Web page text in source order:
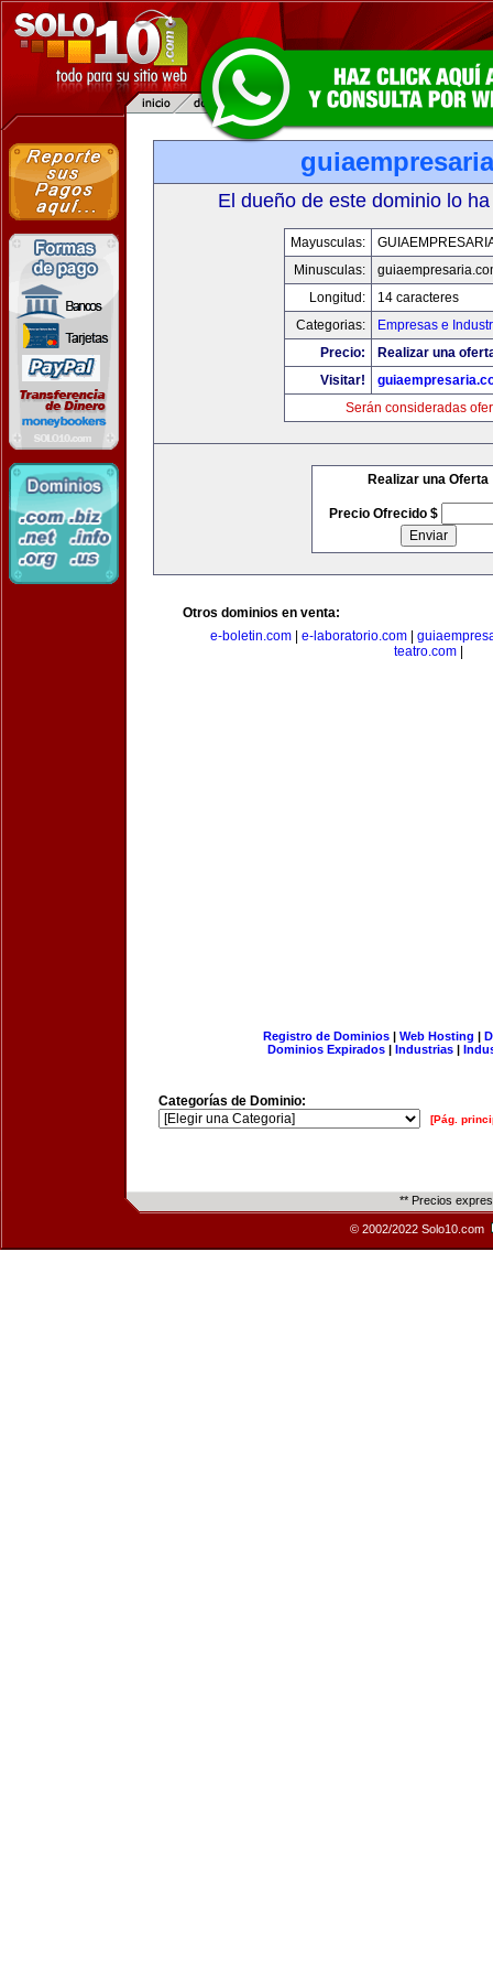
El dueño de este dominio lo
Mayusculas:
Minusculas:
Longitud:
14 caracteres
Categorias:
Empresas e
Precio:
Realizar una
Visitar!
Serán consideradas
Realizar una Oferta
Precio Ofrecido $
Otros dominios en venta:
e-boletin.com
e-laboratorio.com
teatro.com|
Registro de Dominios| Web Hosting |
Dominios Expirados | Industrias |
Categorías de Dominio:
[Pág.
** Precios
© 2002/2022 Solo10.com